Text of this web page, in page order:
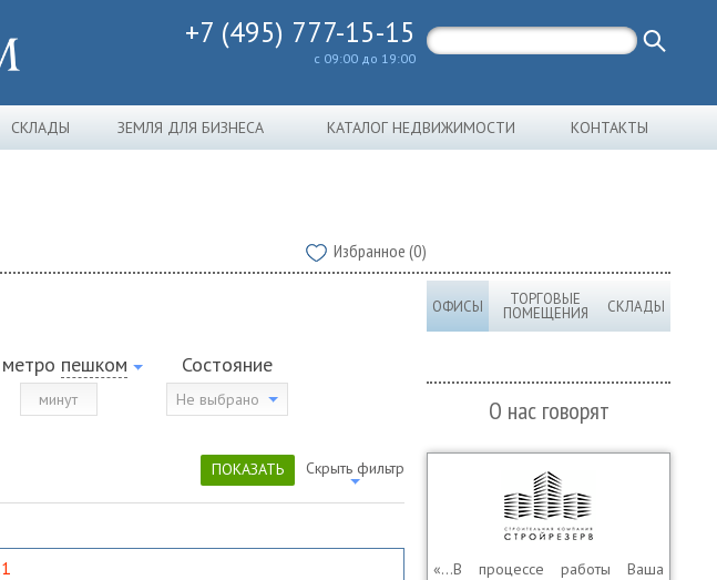
+7 (495) 777-15-15
с 09:00 до 19:00
СКЛАДЫ ЗЕМЛЯ ДЛЯ БИЗНЕСА КАТАЛОГ НЕДВИЖИМОСТИ КОНТАКТЫ
Избранное (0)
пешком Состояние
Не выбрано
ПОКАЗАТЬ Скрыть фильтр
ОФИСЫ ТОРГОВЫЕ
ПОМЕЩЕНИЯ СКЛАДЫ
О нас говорят
«…В процессе работы Ваша